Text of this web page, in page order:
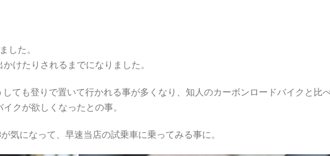
した。
けたりされるまでになりました。
ても登りで置いて行かれる事が多くなり、知人のカーボンロードバイクと比
クが欲しくなったとの事。
気になって、早速当店の試乗車に乗ってみる事に。